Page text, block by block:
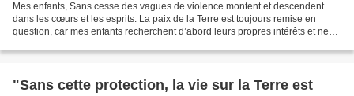
Mes enfants, Sans cesse des vagues de violence montent et descendent
dans les cœurs et les esprits. La paix de la Terre est toujours remise en
question, car mes enfants recherchent d’abord leurs propres intérêts et ne
"Sans cette protection, la vie sur la Terre est